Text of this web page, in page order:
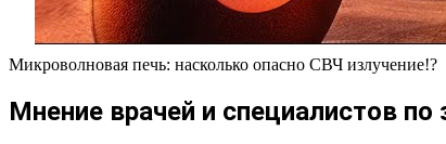
Микроволновая печь: насколько опасно СВЧ излучение!?
Мнение врачей и специалистов